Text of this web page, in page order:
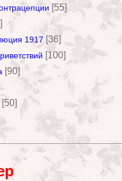
[55]
1917 [36]
[100]
[90]
[50]